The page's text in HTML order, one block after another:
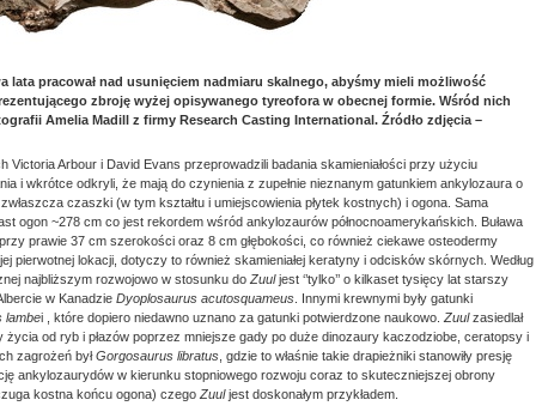
lata pracował nad usunięciem nadmiaru skalnego, abyśmy mieli możliwość
zbroję wyżej opisywanego tyreofora w obecnej formie. Wśród nich
Amelia Madill z firmy Research Casting International. Źródło zdjęcia –
Victoria Arbour i David Evans przeprowadzili badania skamieniałości przy użyciu
i wkrótce odkryli, że mają do czynienia z zupełnie nieznanym gatunkiem ankylozaura o
czaszki (w tym kształtu i umiejscowienia płytek kostnych) i ogona. Sama
ogon ~278 cm co jest rekordem wśród ankylozaurów północnoamerykańskich. Buława
prawie 37 cm szerokości oraz 8 cm głębokości, co również ciekawe osteodermy
pierwotnej lokacji, dotyczy to również skamieniałej keratyny i odcisków skórnych. Według
najbliższym rozwojowo w stosunku doZuuljest ‘’tylko’’ o kilkaset tysięcy lat starszy
w KanadzieDyoplosaurus acutosquameus . Innymi krewnymi były gatunki
lambei , które dopiero niedawno uznano za gatunki potwierdzone naukowo.Zuulzasiedlał
od ryb i płazów poprzez mniejsze gady po duże dinozaury kaczodziobe, ceratopsy i
zagrożeń byłGorgosaurus libratus , gdzie to właśnie takie drapieżniki stanowiły presję
ankylozaurydów w kierunku stopniowego rozwoju coraz to skuteczniejszej obrony
kostna końcu ogona) czegoZuuljest doskonałym przykładem.